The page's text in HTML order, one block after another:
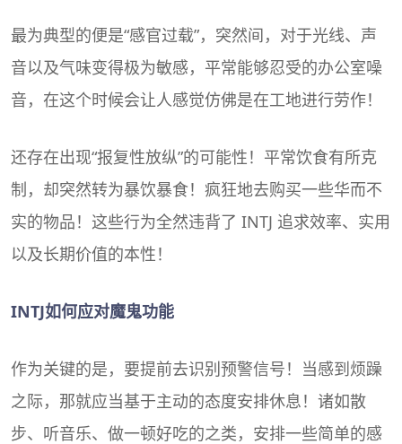
最为典型的便是“感官过载”，突然间，对于光线、声
音以及气味变得极为敏感，平常能够忍受的办公室噪
音，在这个时候会让人感觉仿佛是在工地进行劳作！
还存在出现“报复性放纵”的可能性！平常饮食有所克
制，却突然转为暴饮暴食！疯狂地去购买一些华而不
实的物品！这些行为全然违背了 INTJ 追求效率、实用
以及长期价值的本性！
INTJ如何应对魔鬼功能
作为关键的是，要提前去识别预警信号！当感到烦躁
之际，那就应当基于主动的态度安排休息！诸如散
步、听音乐、做一顿好吃的之类，安排一些简单的感